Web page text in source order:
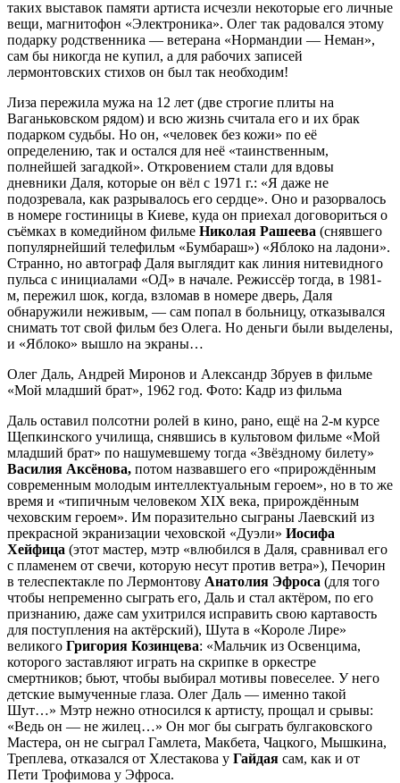
таких выставок памяти артиста исчезли некоторые его личные
вещи, магнитофон «Электроника». Олег так радовался этому
подарку родственника — ветерана «Нормандии — Неман»,
сам бы никогда не купил, а для рабочих записей
лермонтовских стихов он был так необходим!
Лиза пережила мужа на 12 лет (две строгие плиты на
Ваганьковском рядом) и всю жизнь считала его и их брак
подарком судьбы. Но он, «человек без кожи» по её
определению, так и остался для неё «таинственным,
полнейшей загадкой». Откровением стали для вдовы
дневники Даля, которые он вёл с 1971 г.: «Я даже не
подозревала, как разрывалось его сердце». Оно и разорвалось
в номере гостиницы в Киеве, куда он приехал договориться о
съёмках в комедийном фильме Николая Рашеева (снявшего
популярнейший телефильм «Бумбараш») «Яблоко на ладони».
Странно, но автограф Даля выглядит как линия нитевидного
пульса с инициалами «ОД» в начале. Режиссёр тогда, в 1981-
м, пережил шок, когда, взломав в номере дверь, Даля
обнаружили неживым, — сам попал в больницу, отказывался
снимать тот свой фильм без Олега. Но деньги были выделены,
и «Яблоко» вышло на экраны…
Олег Даль, Андрей Миронов и Александр Збруев в фильме
«Мой младший брат», 1962 год. Фото: Кадр из фильма
Даль оставил полсотни ролей в кино, рано, ещё на 2-м курсе
Щепкинского училища, снявшись в культовом фильме «Мой
младший брат» по нашумевшему тогда «Звёздному билету»
Василия Аксёнова, потом назвавшего его «прирождённым
современным молодым интеллектуальным героем», но в то же
время и «типичным человеком XIX века, прирождённым
чеховским героем». Им поразительно сыграны Лаевский из
прекрасной экранизации чеховской «Дуэли» Иосифа
Хейфица (этот мастер, мэтр «влюбился в Даля, сравнивал его
с пламенем от свечи, которую несут против ветра»), Печорин
в телеспектакле по Лермонтову Анатолия Эфроса (для того
чтобы непременно сыграть его, Даль и стал актёром, по его
признанию, даже сам ухитрился исправить свою картавость
для поступления на актёрский), Шута в «Короле Лире»
великого Григория Козинцева: «Мальчик из Освенцима,
которого заставляют играть на скрипке в оркестре
смертников; бьют, чтобы выбирал мотивы повеселее. У него
детские вымученные глаза. Олег Даль — именно такой
Шут…» Мэтр нежно относился к артисту, прощал и срывы:
«Ведь он — не жилец…» Он мог бы сыграть булгаковского
Мастера, он не сыграл Гамлета, Макбета, Чацкого, Мышкина,
Треплева, отказался от Хлестакова у Гайдая сам, как и от
Пети Трофимова у Эфроса.